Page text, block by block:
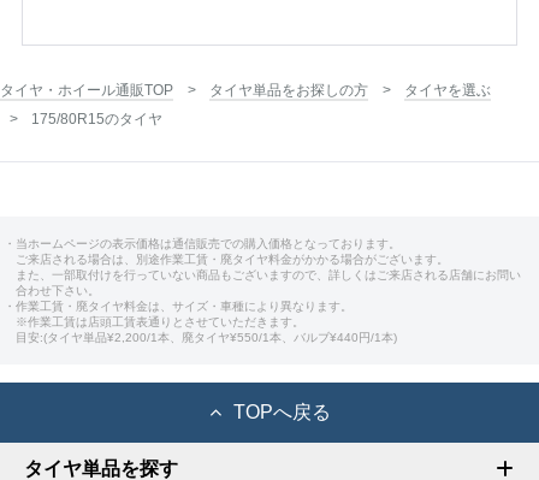
タイヤ・ホイール通販TOP タイヤ単品をお探しの方
タイヤを選ぶ
175/80R15のタイヤ
・当ホームページの表示価格は通信販売での購入価格となっております。
ご来店される場合は、別途作業工賃・廃タイヤ料金がかかる場合がございます。
また、一部取付けを行っていない商品もございますので、詳しくはご来店される店舗にお問い
合わせ下さい。
・作業工賃・廃タイヤ料金は、サイズ・車種により異なります。
※作業工賃は店頭工賃表通りとさせていただきます。
目安:(タイヤ単品¥2,200/1本、廃タイヤ¥550/1本、バルブ¥440円/1本)
TOPへ戻る
タイヤ単品を探す